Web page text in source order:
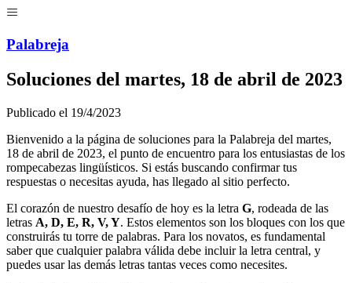
Palabreja
Soluciones del martes, 18 de abril de 2023
Publicado el 19/4/2023
Bienvenido a la página de soluciones para la Palabreja del martes,
18 de abril de 2023, el punto de encuentro para los entusiastas de los
rompecabezas lingüísticos. Si estás buscando confirmar tus
respuestas o necesitas ayuda, has llegado al sitio perfecto.
El corazón de nuestro desafío de hoy es la letra G, rodeada de las
letras A, D, E, R, V, Y. Estos elementos son los bloques con los que
construirás tu torre de palabras. Para los novatos, es fundamental
saber que cualquier palabra válida debe incluir la letra central, y
puedes usar las demás letras tantas veces como necesites.